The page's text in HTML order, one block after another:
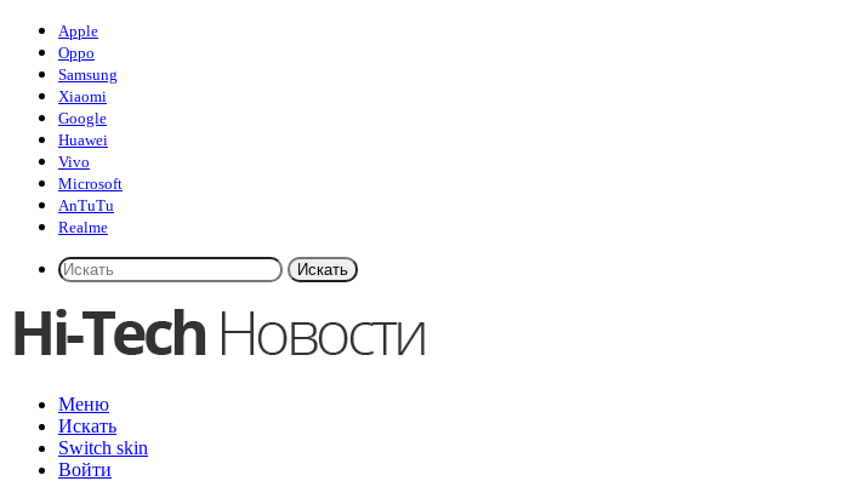
Apple
Oppo
Samsung
Xiaomi
Google
Huawei
Vivo
Microsoft
AnTuTu
Realme
Искать
Меню
Искать
Switch skin
Войти